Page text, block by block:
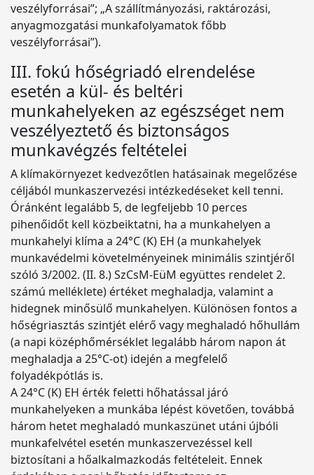
veszélyforrásai”; „A szállítmányozási, raktározási,
anyagmozgatási munkafolyamatok főbb
veszélyforrásai”).
III. fokú hőségriadó elrendelése
esetén a kül- és beltéri
munkahelyeken az egészséget nem
veszélyeztető és biztonságos
munkavégzés feltételei
A klímakörnyezet kedvezőtlen hatásainak megelőzése
céljából munkaszervezési intézkedéseket kell tenni.
Óránként legalább 5, de legfeljebb 10 perces
pihenőidőt kell közbeiktatni, ha a munkahelyen a
munkahelyi klíma a 24°C (K) EH (a munkahelyek
munkavédelmi követelményeinek minimális szintjéről
szóló 3/2002. (II. 8.) SzCsM-EüM együttes rendelet 2.
számú melléklete) értéket meghaladja, valamint a
hidegnek minősülő munkahelyen. Különösen fontos a
hőségriasztás szintjét elérő vagy meghaladó hőhullám
(a napi középhőmérséklet legalább három napon át
meghaladja a 25°C-ot) idején a megfelelő
folyadékpótlás is.
A 24°C (K) EH érték feletti hőhatással járó
munkahelyeken a munkába lépést követően, továbbá
három hetet meghaladó munkaszünet utáni újbóli
munkafelvétel esetén munkaszervezéssel kell
biztosítani a hőalkalmazkodás feltételeit. Ennek